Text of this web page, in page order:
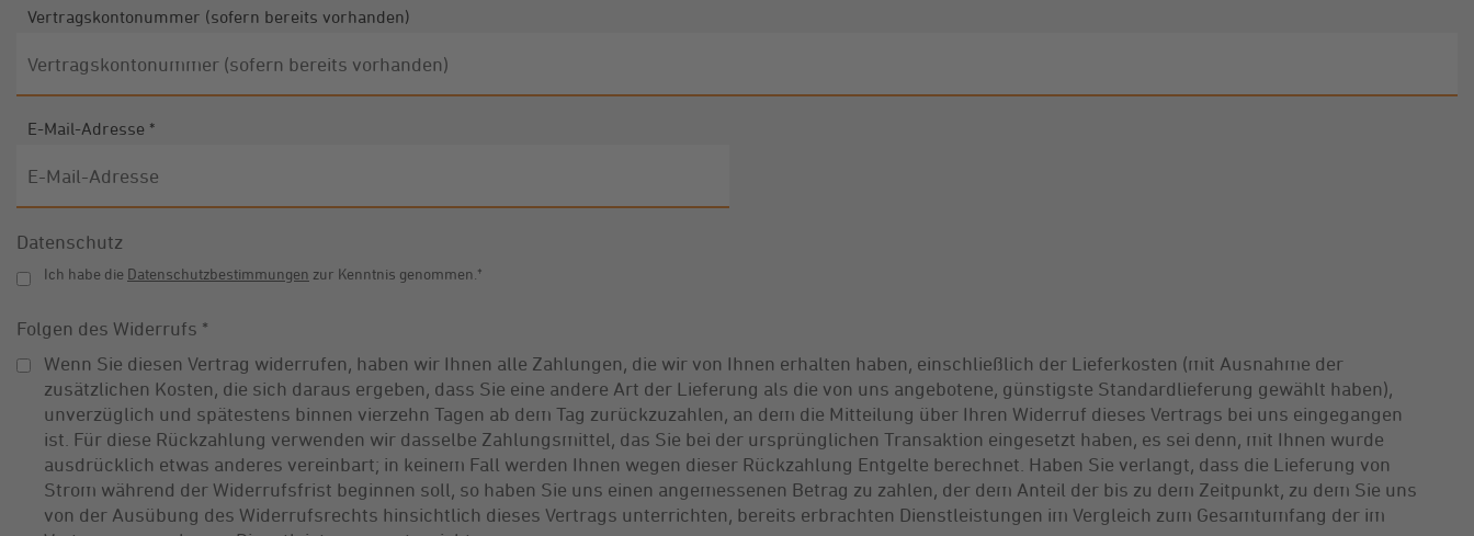
Vertragskontonummer (sofern bereits vorhanden)
E-Mail-Adresse *
Datenschutz
Ich habe die Datenschutzbestimmungen zur Kenntnis genommen.
Folgen des Widerrufs *
Wenn Sie diesen Vertrag widerrufen, haben wir Ihnen alle Zahlungen, die wir von Ihnen erhalten haben, einschließlich der Lieferkosten (mit Ausnahme der
zusätzlichen Kosten, die sich daraus ergeben, dass Sie eine andere Art der Lieferung als die von uns angebotene, günstigste Standardlieferung gewählt haben),
unverzüglich und spätestens binnen vierzehn Tagen ab dem Tag zurückzuzahlen, an dem die Mitteilung über Ihren Widerruf dieses Vertrags bei uns eingegangen
ist. Für diese Rückzahlung verwenden wir dasselbe Zahlungsmittel, das Sie bei der ursprünglichen Transaktion eingesetzt haben, es sei denn, mit Ihnen wurde
ausdrücklich etwas anderes vereinbart; in keinem Fall werden Ihnen wegen dieser Rückzahlung Entgelte berechnet. Haben Sie verlangt, dass die Lieferung von
Strom während der Widerrufsfrist beginnen soll, so haben Sie uns einen angemessenen Betrag zu zahlen, der dem Anteil der bis zu dem Zeitpunkt, zu dem Sie uns
von der Ausübung des Widerrufsrechts hinsichtlich dieses Vertrags unterrichten, bereits erbrachten Dienstleistungen im Vergleich zum Gesamtumfang der im